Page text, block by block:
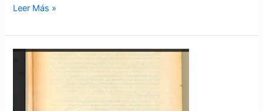
Leer Más »
Los
tienen